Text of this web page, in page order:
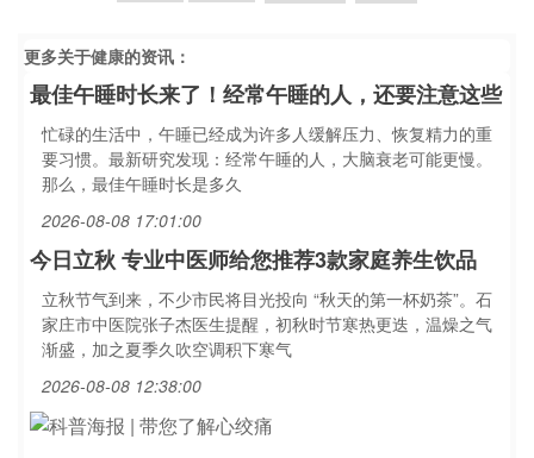
更多关于健康的资讯：
最佳午睡时长来了！经常午睡的人，还要注意这些
忙碌的生活中，午睡已经成为许多人缓解压力、恢复精力的重
要习惯。最新研究发现：经常午睡的人，大脑衰老可能更慢。
那么，最佳午睡时长是多久
2026-08-08 17:01:00
今日立秋 专业中医师给您推荐3款家庭养生饮品
立秋节气到来，不少市民将目光投向 “秋天的第一杯奶茶”。石
家庄市中医院张子杰医生提醒，初秋时节寒热更迭，温燥之气
渐盛，加之夏季久吹空调积下寒气
2026-08-08 12:38:00